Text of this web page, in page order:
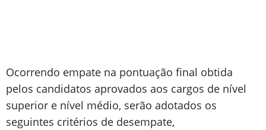
Ocorrendo empate na pontuação final obtida
pelos candidatos aprovados aos cargos de nível
superior e nível médio, serão adotados os
seguintes critérios de desempate,